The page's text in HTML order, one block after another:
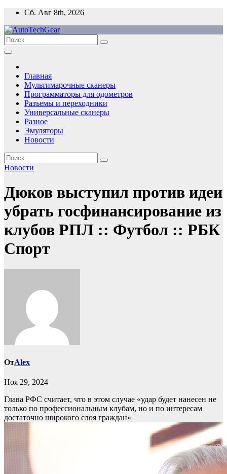
Перейти
содержимому
Сб. Авг 8th, 2026
Главная
Мультимарочные сканеры
Программаторы для одометров
Разъемы и переходники
Универсальные сканеры
Разное
Эмуляторы
Новости
Новости
Дюков выступил против идеи
убрать госфинансирование из
клубов РПЛ :: Футбол :: РБК
Спорт
ОтAlex
Ноя 29, 2024
Глава РФС считает, что в этом случае «удар будет нанесен не
только по профессиональным клубам, но и по интересам
достаточно широкого слоя граждан»